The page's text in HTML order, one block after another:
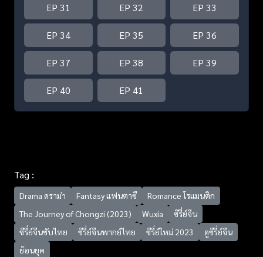
EP 31 EP 32 EP 33
EP 34 EP 35 EP 36
EP 37 EP 38 EP 39
EP 40 EP 41
Tag :
Drama ดราม่า Fantasy แฟนตาซี
Romance โรแมนติก
The Journey of Chongzi (2023)
Wuxia
ซีรี่ย์จีน
ซีรี่ย์จีนซับไทย
ซีรี่ย์จีนพากย์ไทย ซีรี่ย์ใหม่ 2023
ดูซีรี่ย์จีน
ย้อนยุค